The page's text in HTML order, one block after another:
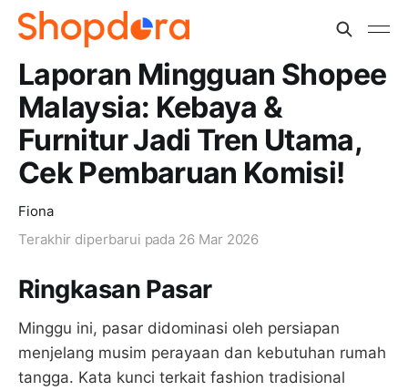
Laporan Mingguan Shopee
Malaysia: Kebaya &
Furnitur Jadi Tren Utama,
Cek Pembaruan Komisi!
Fiona
Terakhir diperbarui pada 26 Mar 2026
Ringkasan Pasar
Minggu ini, pasar didominasi oleh persiapan
menjelang musim perayaan dan kebutuhan rumah
tangga. Kata kunci terkait fashion tradisional